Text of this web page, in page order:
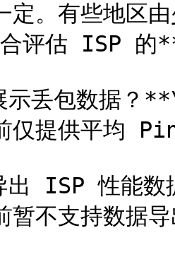
。有些地区
合评估 ISP
示丢包数据？
提供平均
出 ISP 性能